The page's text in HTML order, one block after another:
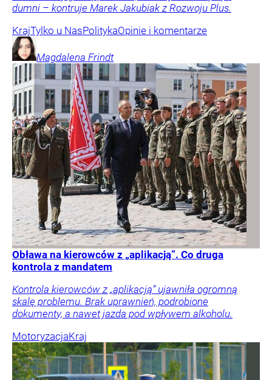
dumni – kontruje Marek Jakubiak z Rozwoju Plus.
KrajTylko u NasPolitykaOpinie i komentarze
Magdalena Frindt
Obława na kierowców z „aplikacją”. Co druga
kontrola z mandatem
Kontrola kierowców z „aplikacją” ujawniła ogromną
skalę problemu. Brak uprawnień, podrobione
dokumenty, a nawet jazda pod wpływem alkoholu.
MotoryzacjaKraj